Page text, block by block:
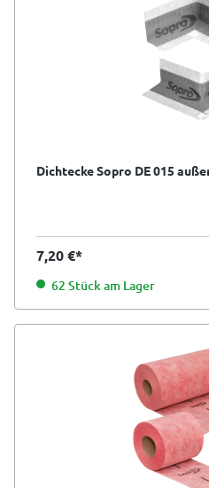
Dichtecke Sopro DE 015
7,20 €*
62 Stück am Lager